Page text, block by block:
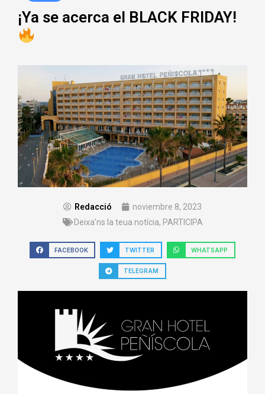
¡Ya se acerca el BLACK FRIDAY!
Redacció
noviembre 8, 2023
Deixa'ns la teua notícia, PARTICIPA
FACEBOOK TWITTER WHATSAPP
TELEGRAM